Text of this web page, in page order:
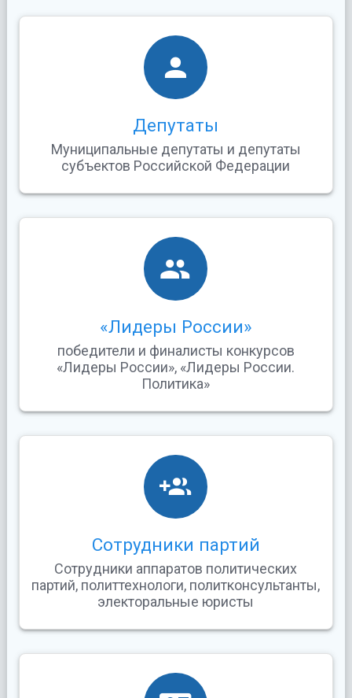
Депутаты
Муниципальные депутаты и депутаты
субъектов Российской Федерации
«Лидеры России»
победители и финалисты конкурсов
«Лидеры России», «Лидеры России.
Политика»
Сотрудники партий
Сотрудники аппаратов политических
партий, политтехнологи, политконсультанты,
электоральные юристы